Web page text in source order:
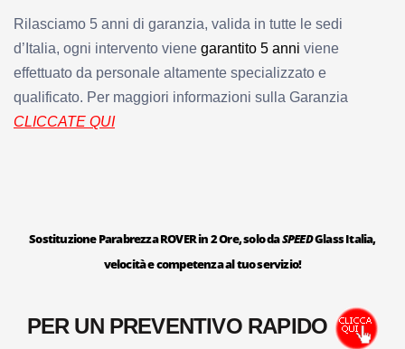
Rilasciamo 5 anni di garanzia, valida in tutte le sedi
d’Italia, ogni intervento viene garantito 5 anni viene
effettuato da personale altamente specializzato e
qualificato. Per maggiori informazioni sulla Garanzia
CLICCATE QUI
Sostituzione Parabrezza ROVER in 2 Ore, solo daSPEEDGlass Italia,
velocità e competenza al tuo servizio!
PER UN PREVENTIVO RAPIDO